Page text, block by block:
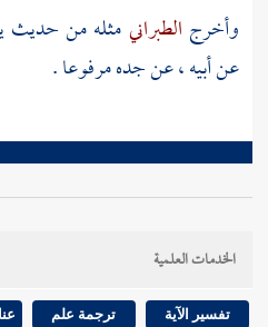
وأخرج الطبرانيمثله من حديث
عن أبيه ، عن جده مرفوعا .
الخدمات العلمية
تفسير الآية ترجمة علم